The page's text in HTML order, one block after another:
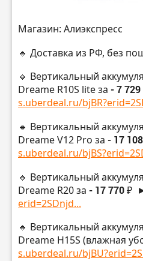
Магазин: Алиэкспресс
🔹 Доставка из РФ, без
🔸 Вертикальный
Dreame R10S lite за - 7 729
s.uberdeal.ru/
🔸 Вертикальный
Dreame V12 Pro за - 17
s.uberdeal.ru/
🔸 Вертикальный
Dreame R20 за - 17 770 ₽
erid=2SDnjd...
🔸 Вертикальный
Dreame H15S (влажная
s.uberdeal.ru/